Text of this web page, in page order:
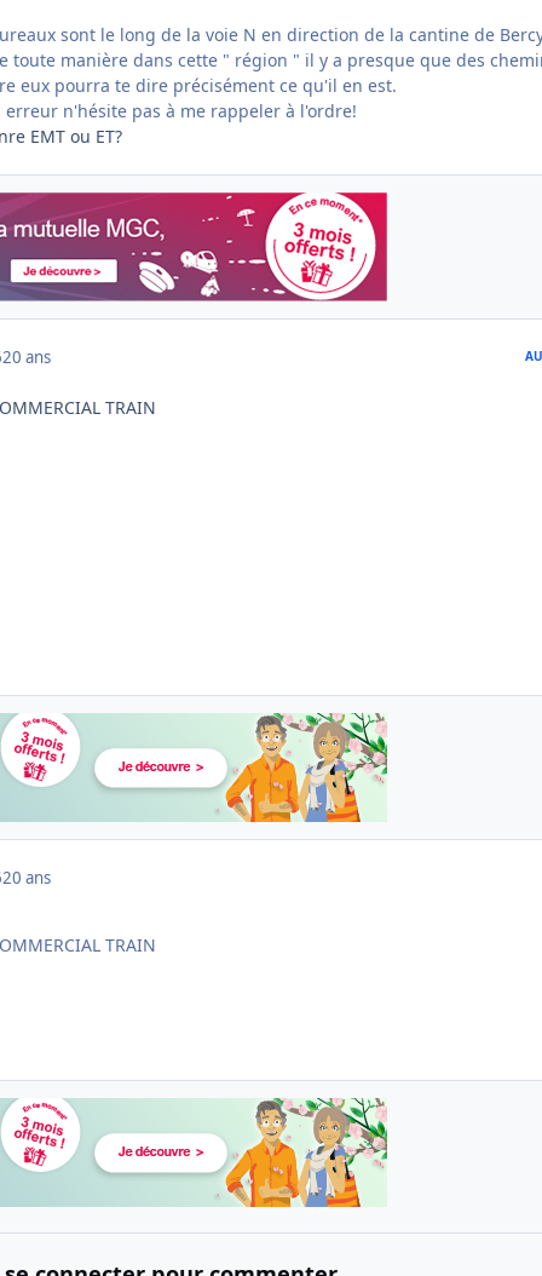
sont le long de la voie N en direction de la cantine de
toute manière dans cette " région " il y a presque que des
eux pourra te dire précisément ce qu'il en est.
erreur n'hésite pas à me rappeler à l'ordre!
EMT ou ET?
20 ans
TRAIN
20 ans
TRAIN